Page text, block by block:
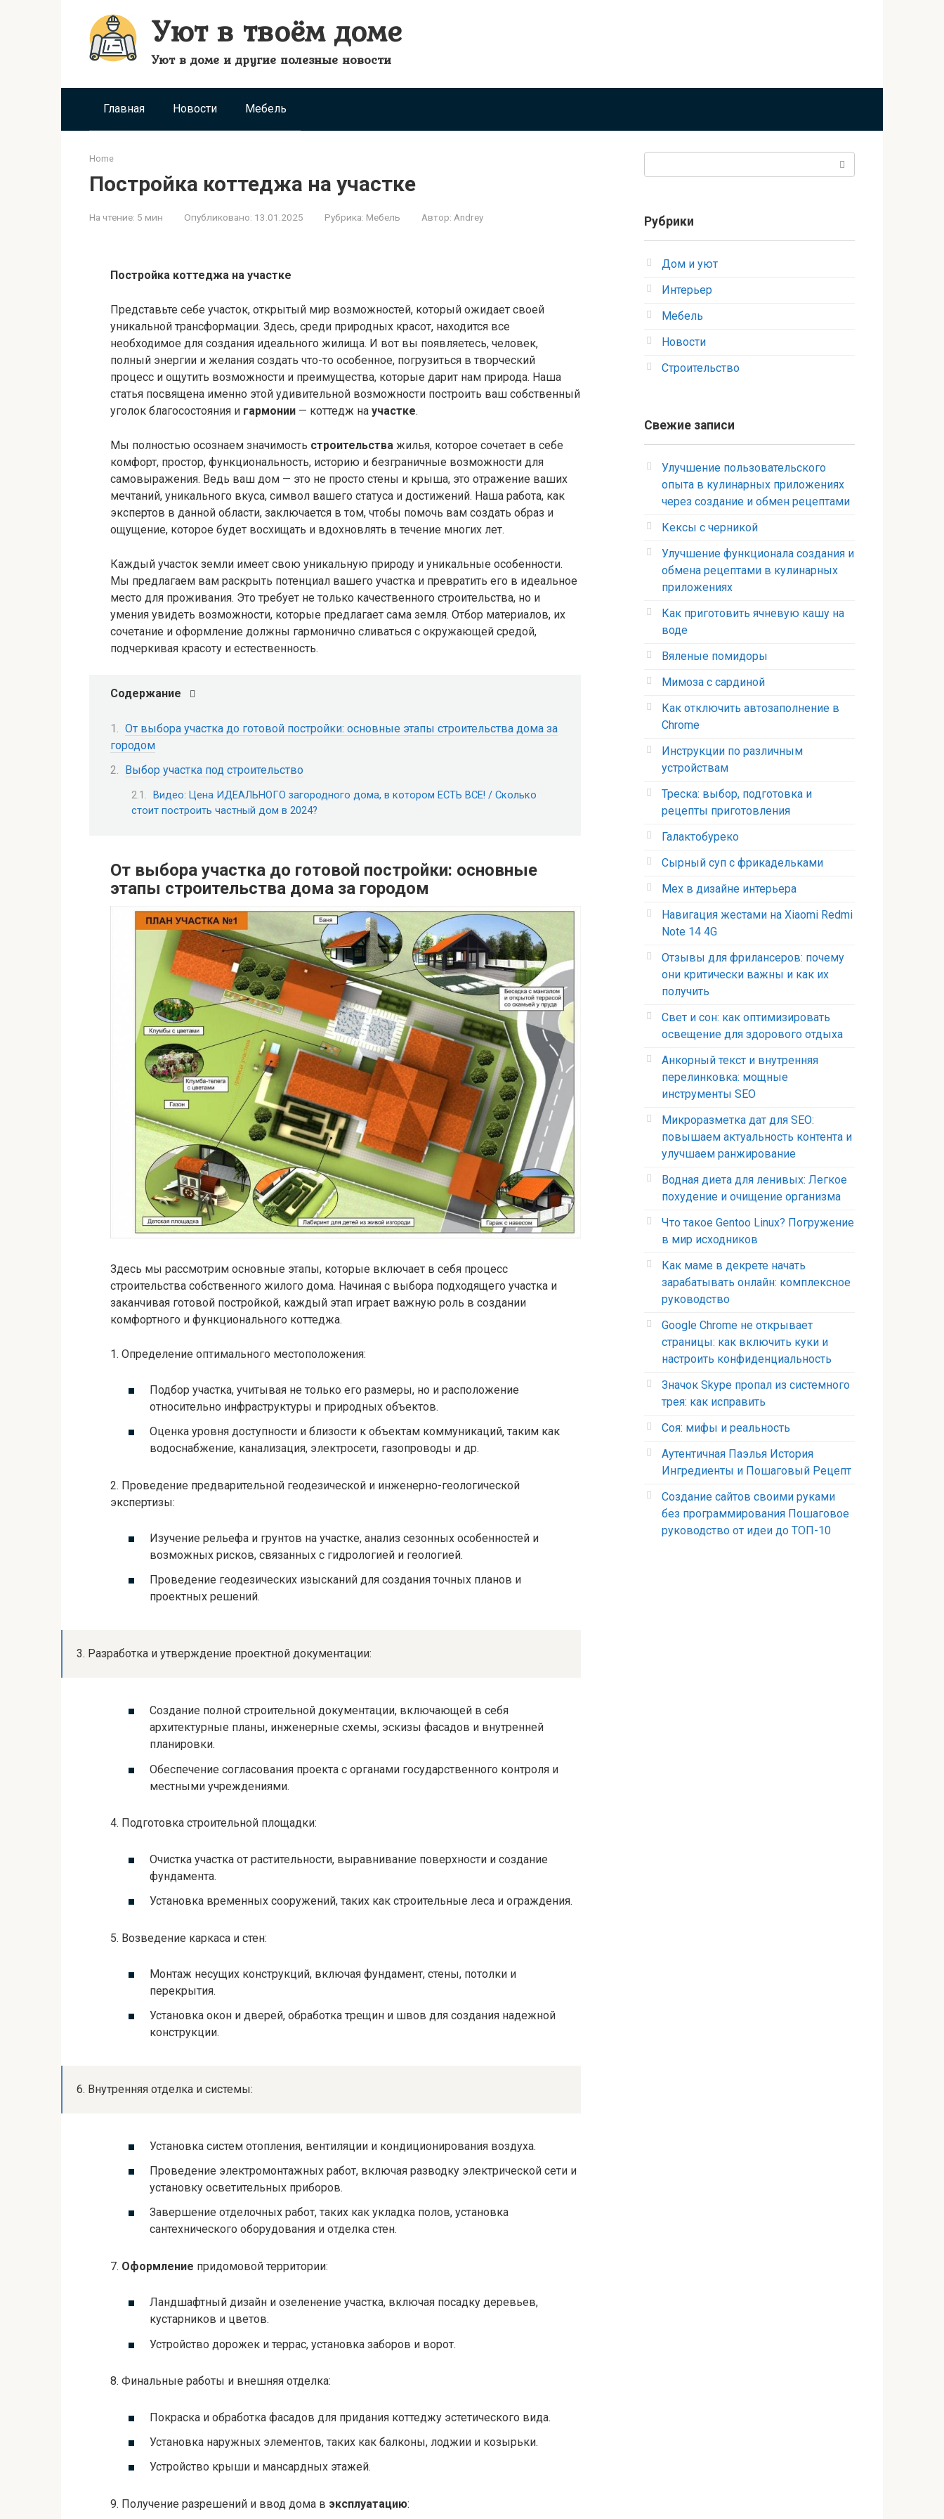
Уют в твоём доме
Уют в доме и другие полезные новости
Главная Новости Мебель
Home
Постройка коттеджа на участке
На чтение: 5 мин Опубликовано: 13.01.2025 Рубрика: Мебель Автор: Andrey
Постройка коттеджа на участке
Представьте себе участок, открытый мир возможностей, который ожидает своей
уникальной трансформации. Здесь, среди природных красот, находится все
необходимое для создания идеального жилища. И вот вы появляетесь, человек,
полный энергии и желания создать что-то особенное, погрузиться в творческий
процесс и ощутить возможности и преимущества, которые дарит нам природа. Наша
статья посвящена именно этой удивительной возможности построить ваш собственный
уголок благосостояния и гармонии — коттедж на участке.
Мы полностью осознаем значимость строительства жилья, которое сочетает в себе
комфорт, простор, функциональность, историю и безграничные возможности для
самовыражения. Ведь ваш дом — это не просто стены и крыша, это отражение ваших
мечтаний, уникального вкуса, символ вашего статуса и достижений. Наша работа, как
экспертов в данной области, заключается в том, чтобы помочь вам создать образ и
ощущение, которое будет восхищать и вдохновлять в течение многих лет.
Каждый участок земли имеет свою уникальную природу и уникальные особенности.
Мы предлагаем вам раскрыть потенциал вашего участка и превратить его в идеальное
место для проживания. Это требует не только качественного строительства, но и
умения увидеть возможности, которые предлагает сама земля. Отбор материалов, их
сочетание и оформление должны гармонично сливаться с окружающей средой,
подчеркивая красоту и естественность.
Содержание
От выбора участка до готовой постройки: основные этапы строительства дома за
городом
Выбор участка под строительство
Видео: Цена ИДЕАЛЬНОГО загородного дома, в котором ЕСТЬ ВСЕ! / Сколько
стоит построить частный дом в 2024?
От выбора участка до готовой постройки: основные
этапы строительства дома за городом
Здесь мы рассмотрим основные этапы, которые включает в себя процесс
строительства собственного жилого дома. Начиная с выбора подходящего участка и
заканчивая готовой постройкой, каждый этап играет важную роль в создании
комфортного и функционального коттеджа.
1. Определение оптимального местоположения:
Подбор участка, учитывая не только его размеры, но и расположение
относительно инфраструктуры и природных объектов.
Оценка уровня доступности и близости к объектам коммуникаций, таким как
водоснабжение, канализация, электросети, газопроводы и др.
2. Проведение предварительной геодезической и инженерно-геологической
экспертизы:
Изучение рельефа и грунтов на участке, анализ сезонных особенностей и
возможных рисков, связанных с гидрологией и геологией.
Проведение геодезических изысканий для создания точных планов и
проектных решений.
3. Разработка и утверждение проектной документации:
Создание полной строительной документации, включающей в себя
архитектурные планы, инженерные схемы, эскизы фасадов и внутренней
планировки.
Обеспечение согласования проекта с органами государственного контроля и
местными учреждениями.
4. Подготовка строительной площадки:
Очистка участка от растительности, выравнивание поверхности и создание
фундамента.
Установка временных сооружений, таких как строительные леса и ограждения.
5. Возведение каркаса и стен:
Монтаж несущих конструкций, включая фундамент, стены, потолки и
перекрытия.
Установка окон и дверей, обработка трещин и швов для создания надежной
конструкции.
6. Внутренняя отделка и системы:
Установка систем отопления, вентиляции и кондиционирования воздуха.
Проведение электромонтажных работ, включая разводку электрической сети и
установку осветительных приборов.
Завершение отделочных работ, таких как укладка полов, установка
сантехнического оборудования и отделка стен.
7. Оформление придомовой территории:
Ландшафтный дизайн и озеленение участка, включая посадку деревьев,
кустарников и цветов.
Устройство дорожек и террас, установка заборов и ворот.
8. Финальные работы и внешняя отделка:
Покраска и обработка фасадов для придания коттеджу эстетического вида.
Установка наружных элементов, таких как балконы, лоджии и козырьки.
Устройство крыши и мансардных этажей.
9. Получение разрешений и ввод дома в эксплуатацию:
Рубрики
Дом и уют
Интерьер
Мебель
Новости
Строительство
Свежие записи
Улучшение пользовательского
опыта в кулинарных приложениях
через создание и обмен рецептами
Кексы с черникой
Улучшение функционала создания и
обмена рецептами в кулинарных
приложениях
Как приготовить ячневую кашу на
воде
Вяленые помидоры
Мимоза с сардиной
Как отключить автозаполнение в
Chrome
Инструкции по различным
устройствам
Треска: выбор, подготовка и
рецепты приготовления
Галактобуреко
Сырный суп с фрикадельками
Мех в дизайне интерьера
Навигация жестами на Xiaomi Redmi
Note 14 4G
Отзывы для фрилансеров: почему
они критически важны и как их
получить
Свет и сон: как оптимизировать
освещение для здорового отдыха
Анкорный текст и внутренняя
перелинковка: мощные
инструменты SEO
Микроразметка дат для SEO:
повышаем актуальность контента и
улучшаем ранжирование
Водная диета для ленивых: Легкое
похудение и очищение организма
Что такое Gentoo Linux? Погружение
в мир исходников
Как маме в декрете начать
зарабатывать онлайн: комплексное
руководство
Google Chrome не открывает
страницы: как включить куки и
настроить конфиденциальность
Значок Skype пропал из системного
трея: как исправить
Соя: мифы и реальность
Аутентичная Паэлья История
Ингредиенты и Пошаговый Рецепт
Создание сайтов своими руками
без программирования Пошаговое
руководство от идеи до ТОП-10